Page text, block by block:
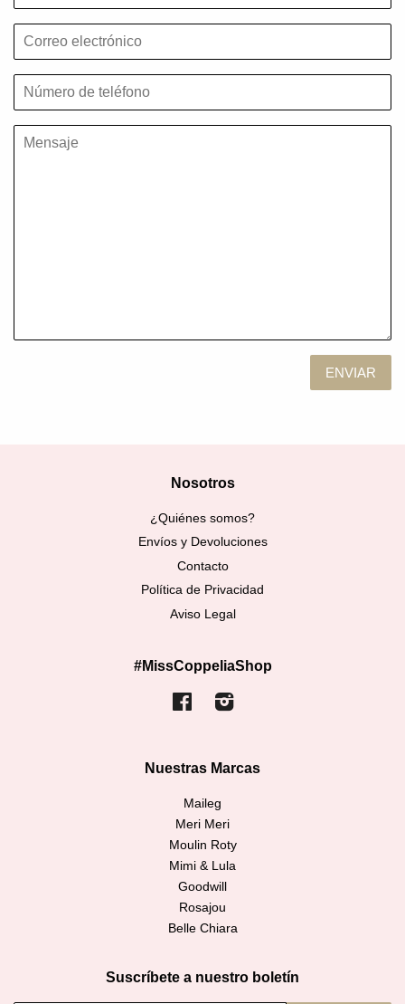
Correo
electrónico
Número
de
teléfono
Mensaje
Nosotros
¿Quiénes somos?
Envíos y Devoluciones
Contacto
Política de Privacidad
Aviso Legal
#MissCoppeliaShop
FacebookInstagram
Nuestras Marcas
Maileg
Meri Meri
Moulin Roty
Mimi & Lula
Goodwill
Rosajou
Belle Chiara
Suscríbete a nuestro boletín